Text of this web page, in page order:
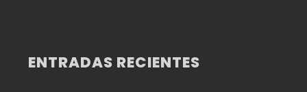
ENTRADAS RECIENTES